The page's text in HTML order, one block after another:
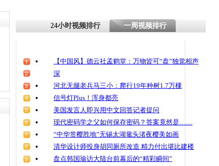
24小时视频排行 一周视频排行
【中国风】德云社孟鹤堂：万物皆可“盘”独觉相声
深
河北无腿老兵马三小：爬行19年种树1.7万棵
信号灯Plus！浑身都亮
美国发言人即兴用中文回答记者提问
现代密码学之父如何保存密码？答案竟然是……
“中华赏樱胜地”无锡太湖鼋头渚夜樱美如画
清华设计师投身胡同厕所改造 精力付出堪比建楼
盘点韩国瑜访大陆台前幕后的“精彩瞬间”